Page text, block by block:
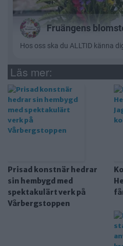
Läs mer:
Prisad konstnär hedrar
sin hembygd med
spektakulärt verk på
Vårbergstoppen